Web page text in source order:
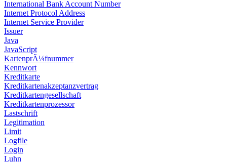
International Bank Account Number
Internet Protocol Address
Internet Service Provider
Issuer
Java
JavaScript
KartenprÃ¼fnummer
Kennwort
Kreditkarte
Kreditkartenakzeptanzvertrag
Kreditkartengesellschaft
Kreditkartenprozessor
Lastschrift
Legitimation
Limit
Logfile
Login
Luhn